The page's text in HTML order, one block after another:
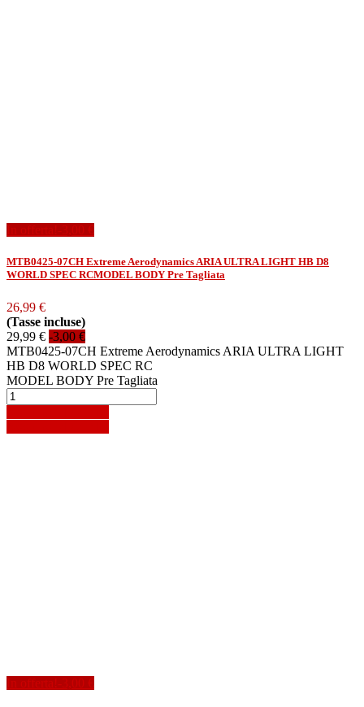
In offerta!-3,00 €
MTB0425-07CH Extreme Aerodynamics ARIA ULTRA LIGHT HB D8
WORLD SPEC RCMODEL BODY Pre Tagliata
26,99 €
(Tasse incluse)
29,99 € -3,00 €
MTB0425-07CH Extreme Aerodynamics ARIA ULTRA LIGHT
HB D8 WORLD SPEC RC
MODEL BODY Pre Tagliata
In offerta!-3,00 €